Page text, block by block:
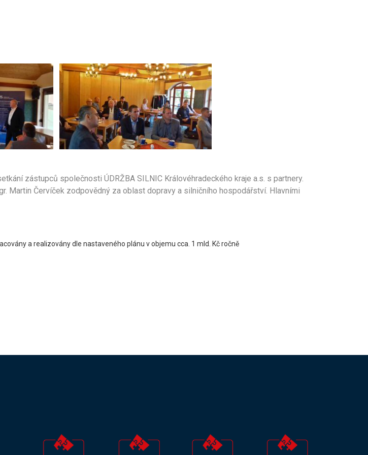
zástupců společnosti ÚDRŽBA SILNIC Královéhradeckého kraje a.s. s partnery.
Martin Červíček zodpovědný za oblast dopravy a silničního hospodářství. Hlavními
a realizovány dle nastaveného plánu v objemu cca. 1 mld. Kč ročně